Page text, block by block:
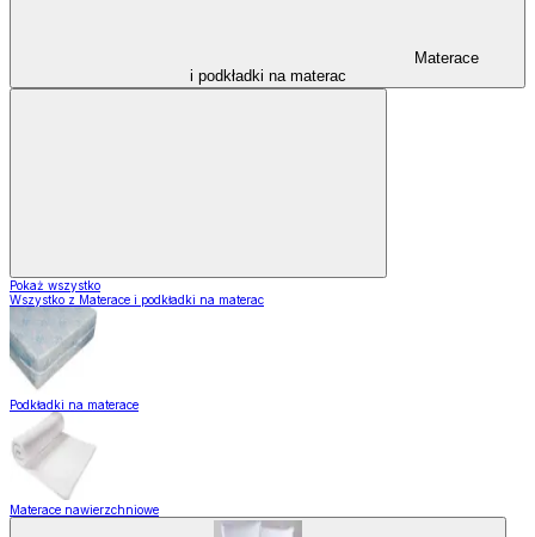
Materace
i podkładki na materac
Pokaż wszystko
Wszystko z Materace i podkładki na materac
Podkładki na materace
Materace nawierzchniowe